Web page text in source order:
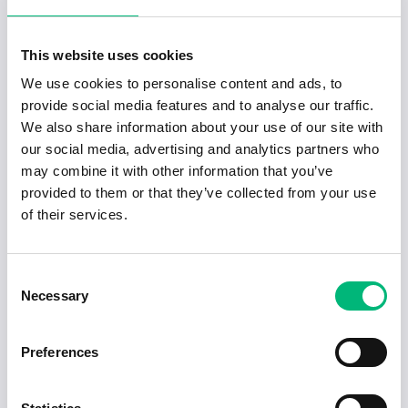
This website uses cookies
We use cookies to personalise content and ads, to
provide social media features and to analyse our traffic.
We also share information about your use of our site with
our social media, advertising and analytics partners who
may combine it with other information that you’ve
provided to them or that they’ve collected from your use
of their services.
Selection
Necessary
Preferences
Sibylla
Ferlin Servicehandel AB
Karlstad Deltid 2026-09-05
2026-08-06
Ekonom med inriktning inköp och avtal
LÄNSSTYRELSEN I VÄRMLANDS LÄN
myNanny barnvakt Karlstad nanny /
YCLA AB